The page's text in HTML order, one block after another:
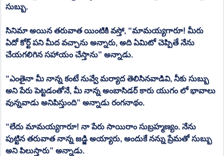
సుబ్బు.
సినిమా అయిన తరువాత యింటికి వస్తో, “మామయ్యగారూ! మీరు
ఏదో కోర్ట్ పని మీద వచ్చాను అన్నారు, అది ఏమిటో చెప్పితే నేను
చేయగలిగిన సహాయం చేస్తాను” అన్నాడు.
“ఎంతైనా మీ నాన్న కంటే నువ్వే మర్యాద తెలిసినవాడివి, నీకు సుబ్బు
అని పేరు పెట్టడంతోనే, మీ నాన్న అంబాసిడర్ కారు యుగం లో భావాలు
వున్నవాడు అనిపిస్తుంది” అన్నాడు రంగనాథం.
“లేదు మామయ్యగారూ! నా పేరు సాయిరాం సుబ్రహ్మణ్యం. నేను
పుట్టిన తరువాత నాన్న జడ్జి అయ్యారు, అందుకే నన్ను ప్రేమతో సుబ్బు
అని పిలుస్తారు” అన్నాడు.